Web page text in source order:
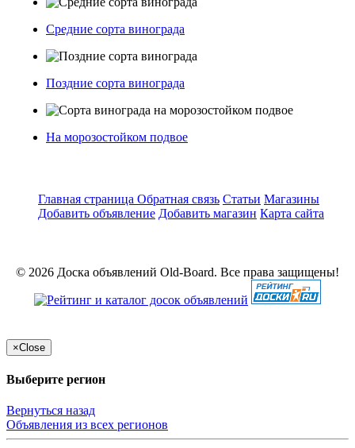
Средние сорта винограда
Поздние сорта винограда
На морозостойком подвое
Главная страница Обратная связь Статьи Магазины
Добавить объявление Добавить магазин Карта сайта
© 2026 Доска объявлений Old-Board. Все права защищены!
×Close
Выберите регион
Вернуться назад
Объявления из всех регионов